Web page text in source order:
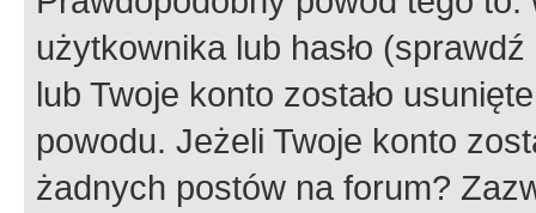
użytkownika lub hasło
lub Twoje konto zostało
powodu. Jeżeli Twoje konto
żadnych postów na forum?